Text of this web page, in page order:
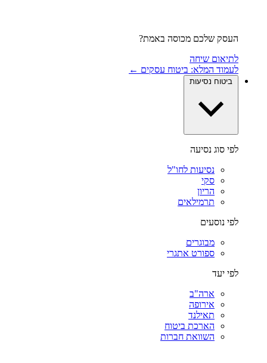
העסק שלכם מכוסה באמת?
לתיאום שיחה
לעמוד המלא: ביטוח עסקים ←
ביטוח נסיעות
לפי סוג נסיעה
נסיעות לחו"ל
סקי
הריון
תרמילאים
לפי נוסעים
מבוגרים
ספורט אתגרי
לפי יעד
ארה"ב
אירופה
תאילנד
הארכת ביטוח
השוואת חברות